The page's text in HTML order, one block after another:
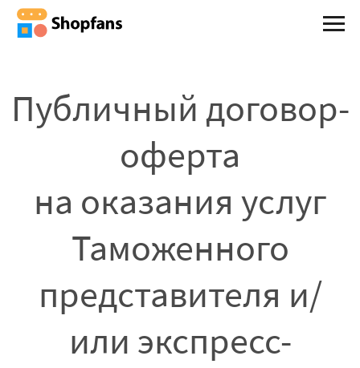
Публичный договор-
оферта
на оказания услуг
Таможенного
представителя и/
или экспресс-